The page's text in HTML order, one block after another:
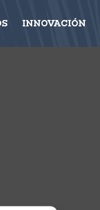
INNOVACIÓN